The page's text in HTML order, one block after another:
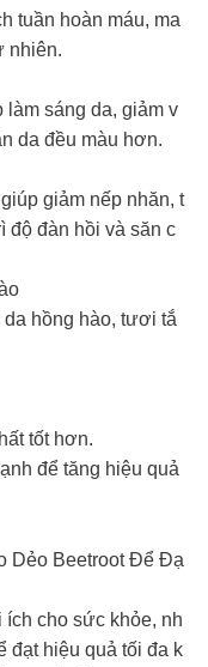
tuần hoàn máu, ma
nhiên.
sáng da, giảm v
da đều màu hơn.
giảm nếp nhăn, t
độ đàn hồi và săn c
hồng hào, tươi tắ
tốt hơn.
để tăng hiệu quả
Dẻo Beetroot Để Đạ
ích cho sức khỏe, nh
đạt hiệu quả tối đa k